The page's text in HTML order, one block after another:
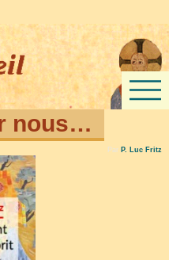
nous…
Par P. Luc Fritz